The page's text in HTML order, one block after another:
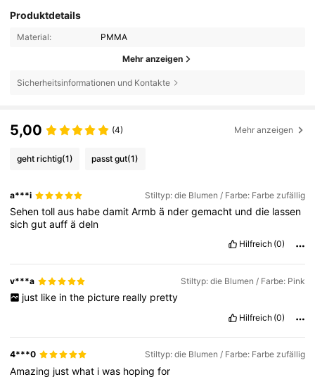
Produktdetails
Material: PMMA
Mehr anzeigen
Sicherheitsinformationen und Kontakte
5,00 (4) Mehr anzeigen
geht richtig(1) passt gut(1)
a***i Stiltyp: die Blumen / Farbe: Farbe zufällig
Sehentollaus habedamitArmbä ndergemacht unddie lassen
sichgutauffädeln
Hilfreich (0)
v***a Stiltyp: die Blumen / Farbe: Pink
just like in the picture really pretty
Hilfreich (0)
4***0 Stiltyp: die Blumen / Farbe: Farbe zufällig
Amazing justwhat iwas hopingfor